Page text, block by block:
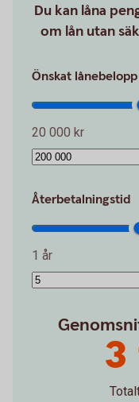
Du kan låna
om lån utan
Önskat lånebelopp
20 000 kr
Återbetalningstid
1 år
3